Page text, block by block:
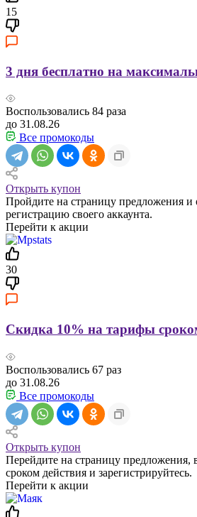
15
3 дня бесплатно на
Воспользовались 84 раза
до 31.08.26
Все промокоды
Открыть купон
Пройдите на страницу предложения и
регистрацию своего аккаунта.
Перейти к акции
30
Скидка 10% на тарифы
Воспользовались 67 раз
до 31.08.26
Все промокоды
Открыть купон
Перейдите на страницу предложения,
сроком действия и зарегистрируйтесь.
Перейти к акции